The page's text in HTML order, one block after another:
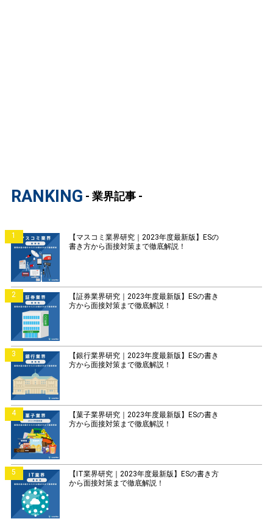
RANKING - 業界記事 -
1
【マスコミ業界研究｜2023年度最新版】ESの
書き方から面接対策まで徹底解説！
2
【証券業界研究｜2023年度最新版】ESの書き
方から面接対策まで徹底解説！
3
【銀行業界研究｜2023年度最新版】ESの書き
方から面接対策まで徹底解説！
4
【菓子業界研究｜2023年度最新版】ESの書き
方から面接対策まで徹底解説！
5
【IT業界研究｜2023年度最新版】ESの書き方
から面接対策まで徹底解説！